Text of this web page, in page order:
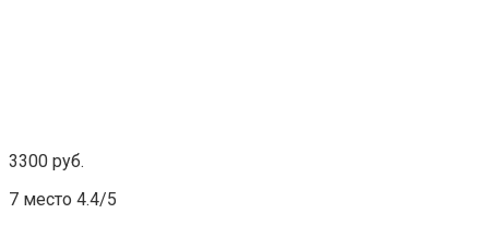
3300 руб.
7 место 4.4/5